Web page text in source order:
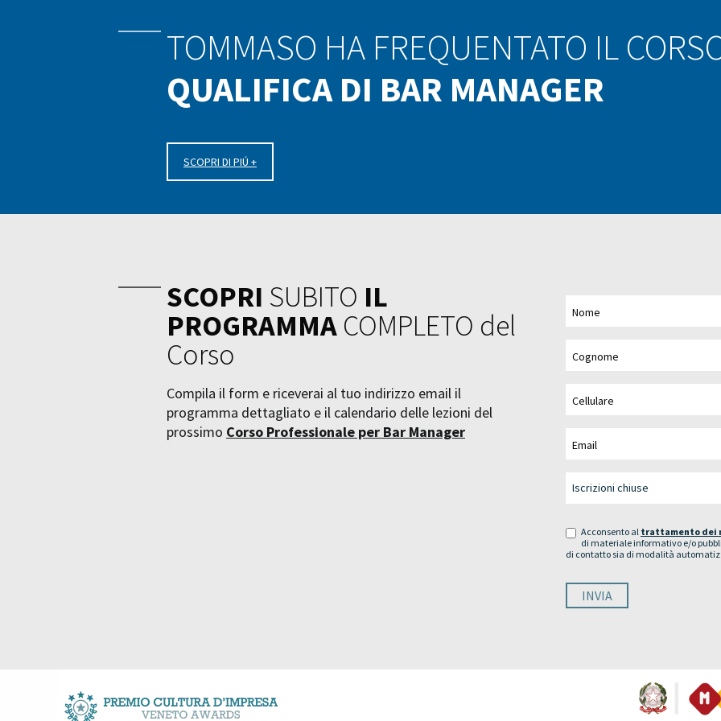
TOMMASO HA FREQUENTATO IL
QUALIFICA DI BAR MANAGER
SCOPRI DI PIÚ +
SCOPRI SUBITO IL
PROGRAMMA COMPLETO del
Corso
Compila il form e riceverai al tuo indirizzo email il
programma dettagliato e il calendario delle lezioni del
prossimo Corso Professionale per Bar Manager
Acconsento al trattamento dei
di materiale informativo e/o
di contatto sia di modalità